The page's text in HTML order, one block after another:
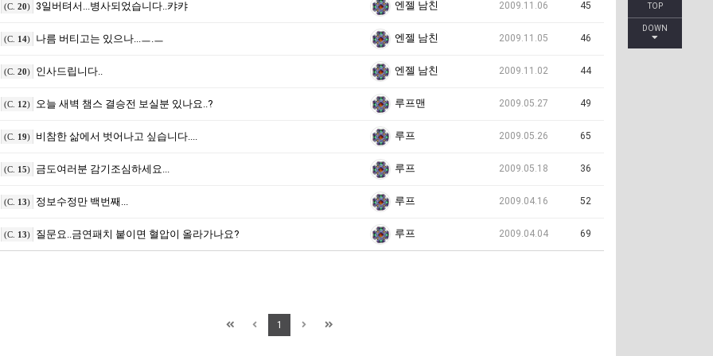
TOP
DOWN
(C. 20) 3일버텨서...병사되었습니다..캬캬 엔젤 남친 2009.11.06 45
(C. 14) 나름 버티고는 있으나...ㅡ.ㅡ 엔젤 남친 2009.11.05 46
(C. 20) 인사드립니다.. 엔젤 남친 2009.11.02 44
(C. 12) 오늘 새벽 챔스 결승전 보실분 있나요..? 루프맨 2009.05.27 49
(C. 19) 비참한 삶에서 벗어나고 싶습니다.... 루프 2009.05.26 65
(C. 15) 금도여러분 감기조심하세요... 루프 2009.05.18 36
(C. 13) 정보수정만 백번째... 루프 2009.04.16 52
(C. 13) 질문요..금연패치 붙이면 혈압이 올라가나요? 루프 2009.04.04 69
1